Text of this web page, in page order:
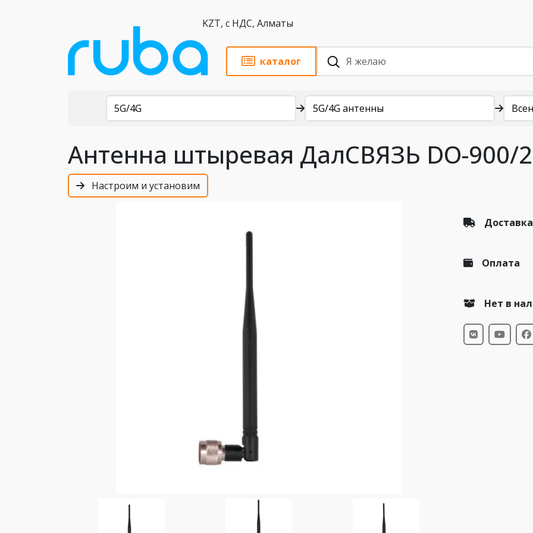
KZT, с НДС, Алматы
каталог
Каталог
5G/4G 5G/4G антенны
Антенна штыревая ДалСВЯЗЬ DO-900/
Настроим и установим
Доставка
Оплата
Нет в